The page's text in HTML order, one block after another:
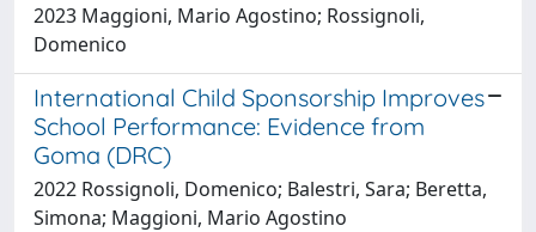
2023 Maggioni, Mario Agostino; Rossignoli,
Domenico
International Child Sponsorship Improves
School Performance: Evidence from
Goma (DRC)
2022 Rossignoli, Domenico; Balestri, Sara; Beretta,
Simona; Maggioni, Mario Agostino